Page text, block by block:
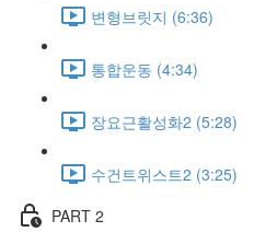
변형브릿지 (6:36)
통합운동 (4:34)
장요근활성화2 (5:28)
수건트위스트2 (3:25)
PART 2